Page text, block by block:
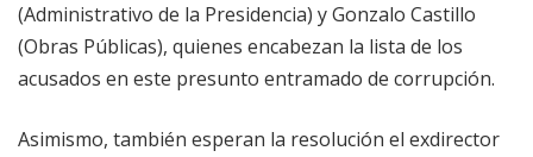
(Administrativo de la Presidencia) y Gonzalo Castillo
(Obras Públicas), quienes encabezan la lista de los
acusados en este presunto entramado de corrupción.
Asimismo, también esperan la resolución el exdirector